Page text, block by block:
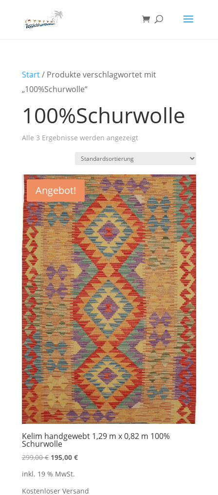
Start/ Produkte verschlagwortet mit
„100%Schurwolle“
100%Schurwolle
Alle 3 Ergebnisse werden angezeigt
Angebot!
Kelim handgewebt 1,29 m x 0,82 m 100%
Schurwolle
299,00€ Ursprünglicher
war:
299,00 €
195,00 €Aktueller
195,00 €.
inkl. 19 % MwSt.
Kostenloser Versand